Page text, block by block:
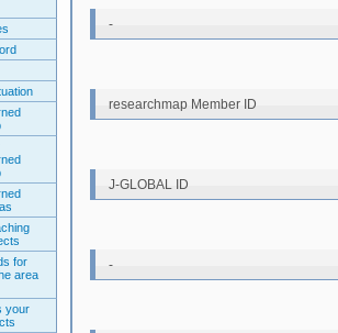
for
area
your
-
researchmap Member ID
J-GLOBAL ID
-